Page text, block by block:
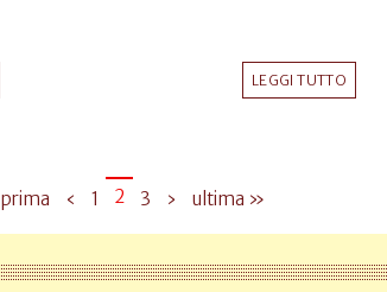
LEGGI TUTTO
‹ 1 2 3 › ultima »